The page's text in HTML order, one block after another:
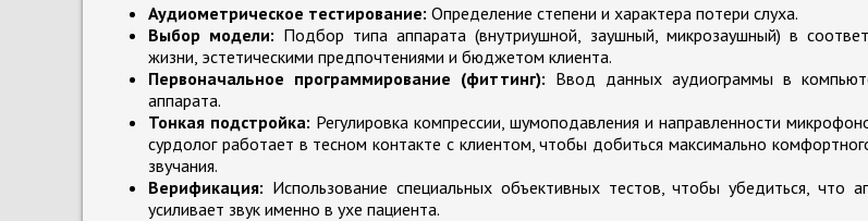
Аудиометрическое тестирование: Определение степени и характера потери слуха.
Выбор модели: Подбор типа аппарата (внутриушной, заушный, микрозаушный) в
жизни, эстетическими предпочтениями и бюджетом клиента.
Первоначальное программирование (фиттинг): Ввод данных аудиограммы в
аппарата.
Тонкая подстройка: Регулировка компрессии, шумоподавления и направленности
сурдолог работает в тесном контакте с клиентом, чтобы добиться максимально
звучания.
Верификация: Использование специальных объективных тестов, чтобы убедиться, что
усиливает звук именно в ухе пациента.